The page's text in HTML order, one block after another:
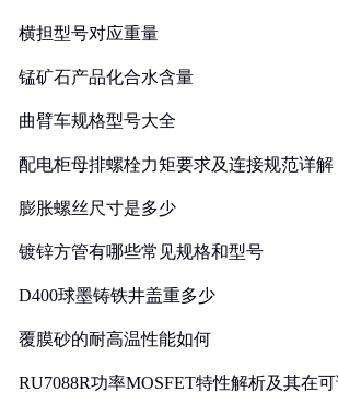
横担型号对应重量
锰矿石产品化合水含量
曲臂车规格型号大全
配电柜母排螺栓力矩要求及连接规范详解
膨胀螺丝尺寸是多少
镀锌方管有哪些常见规格和型号
D400球墨铸铁井盖重多少
覆膜砂的耐高温性能如何
RU7088R功率MOSFET特性解析及其在